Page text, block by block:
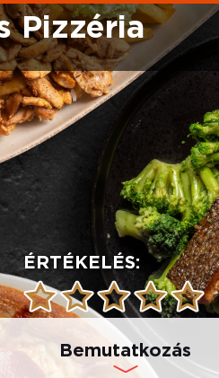
Pizzéria
ÉRTÉKELÉS:
Bemutatkozás